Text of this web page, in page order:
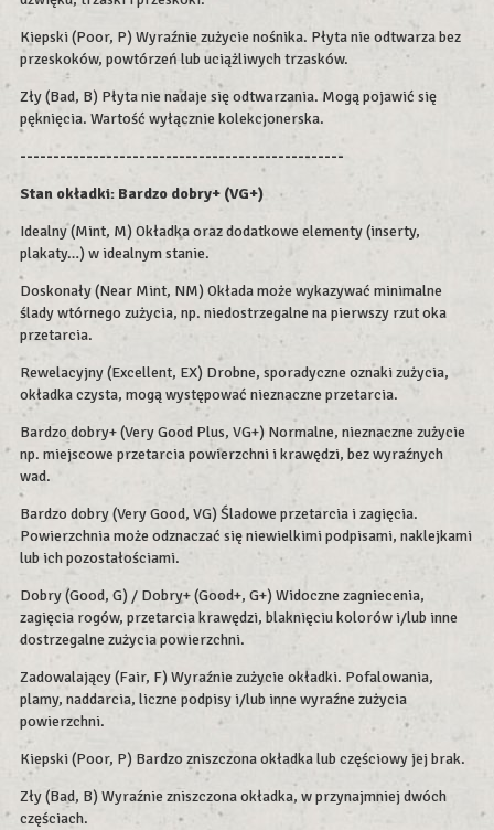
Kiepski (Poor, P) Wyraźnie zużycie nośnika. Płyta nie odtwarza bez
przeskoków, powtórzeń lub uciążliwych trzasków.
Zły (Bad, B) Płyta nie nadaje się odtwarzania. Mogą pojawić się
pęknięcia. Wartość wyłącznie kolekcjonerska.
-------------------------------------------------
Stan okładki: Bardzo dobry+ (VG+)
Idealny (Mint, M) Okładka oraz dodatkowe elementy (inserty,
plakaty…) w idealnym stanie.
Doskonały (Near Mint, NM) Okłada może wykazywać minimalne
ślady wtórnego zużycia, np. niedostrzegalne na pierwszy rzut oka
przetarcia.
Rewelacyjny (Excellent, EX) Drobne, sporadyczne oznaki zużycia,
okładka czysta, mogą występować nieznaczne przetarcia.
Bardzo dobry+ (Very Good Plus, VG+) Normalne, nieznaczne zużycie
np. miejscowe przetarcia powierzchni i krawędzi, bez wyraźnych
wad.
Bardzo dobry (Very Good, VG) Śladowe przetarcia i zagięcia.
Powierzchnia może odznaczać się niewielkimi podpisami, naklejkami
lub ich pozostałościami.
Dobry (Good, G) / Dobry+ (Good+, G+) Widoczne zagniecenia,
zagięcia rogów, przetarcia krawędzi, blaknięciu kolorów i/lub inne
dostrzegalne zużycia powierzchni.
Zadowalający (Fair, F) Wyraźnie zużycie okładki. Pofalowania,
plamy, naddarcia, liczne podpisy i/lub inne wyraźne zużycia
powierzchni.
Kiepski (Poor, P) Bardzo zniszczona okładka lub częściowy jej brak.
Zły (Bad, B) Wyraźnie zniszczona okładka, w przynajmniej dwóch
częściach.